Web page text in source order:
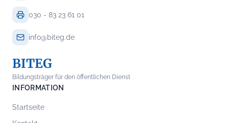
030 - 83 23 61 01
info@biteg.de
BITEG
Bildungsträger für den öffentlichen Dienst
INFORMATION
Startseite